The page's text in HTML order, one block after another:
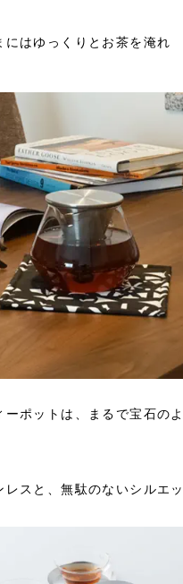
はゆっくりとお茶を淹れ
ポットは、まるで宝石のよ
スと、無駄のないシルエッ